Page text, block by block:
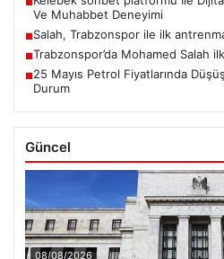
Ve Muhabbet Deneyimi
■Salah, Trabzonspor ile ilk
■Trabzonspor’da Mohamed Salah
■25 Mayıs Petrol Fiyatlarında
Durum
Güncel
08/08/2026